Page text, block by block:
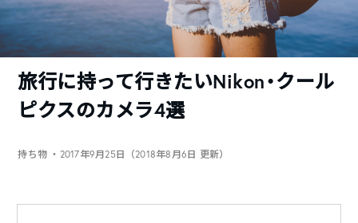
旅行に持って行きたいNikon・クール
ピクスのカメラ4選
持ち物 ・2017年9月25日（2018年8月6日 更新）